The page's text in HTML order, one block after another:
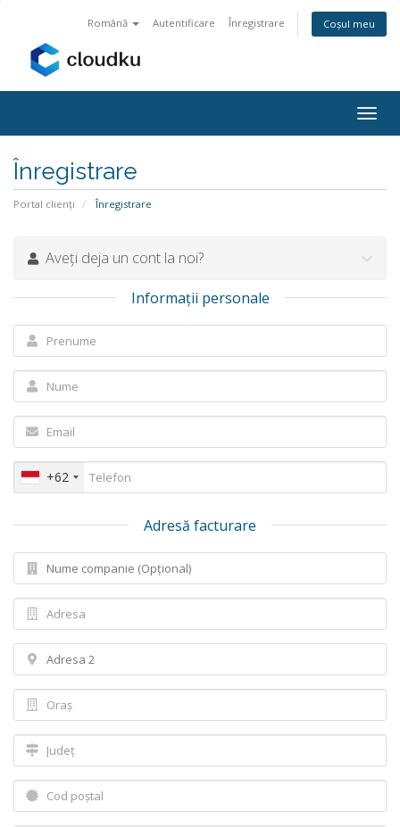
Română Autentificare Înregistrare Coșul meu
Înregistrare
Portal clienți Înregistrare
Aveți deja un cont la noi?
Informații personale
+62
Adresă facturare